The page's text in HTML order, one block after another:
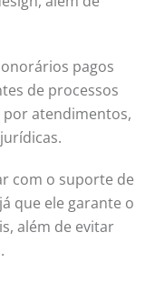
pagos
de processos
por atendimentos,
com o suporte de
que ele garante o
além de evitar